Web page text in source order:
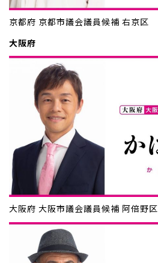
京都府 京都市議会議員候補 右京区
大阪府
大阪府 大阪市議会議員候補 阿倍野区